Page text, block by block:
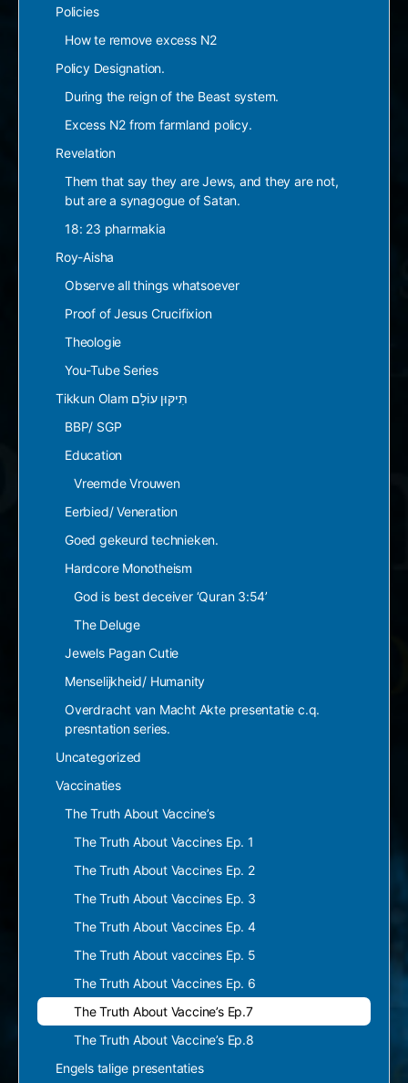
Policies
How te remove excess N2
Policy Designation.
During the reign of the Beast system.
Excess N2 from farmland policy.
Revelation
Them that say they are Jews, and they are not,
but are a synagogue of Satan.
18: 23 pharmakia
Roy-Aisha
Observe all things whatsoever
Proof of Jesus Crucifixion
Theologie
You-Tube Series
Tikkun Olam תִּיקּוּן עוֹלָם
BBP/ SGP
Education
Vreemde Vrouwen
Eerbied/ Veneration
Goed gekeurd technieken.
Hardcore Monotheism
God is best deceiver ‘Quran 3:54’
The Deluge
Jewels Pagan Cutie
Menselijkheid/ Humanity
Overdracht van Macht Akte presentatie c.q.
presntation series.
Uncategorized
Vaccinaties
The Truth About Vaccine’s
The Truth About Vaccines Ep. 1
The Truth About Vaccines Ep. 2
The Truth About Vaccines Ep. 3
The Truth About Vaccines Ep. 4
The Truth About vaccines Ep. 5
The Truth About Vaccines Ep. 6
The Truth About Vaccine’s Ep.7
The Truth About Vaccine’s Ep.8
Engels talige presentaties